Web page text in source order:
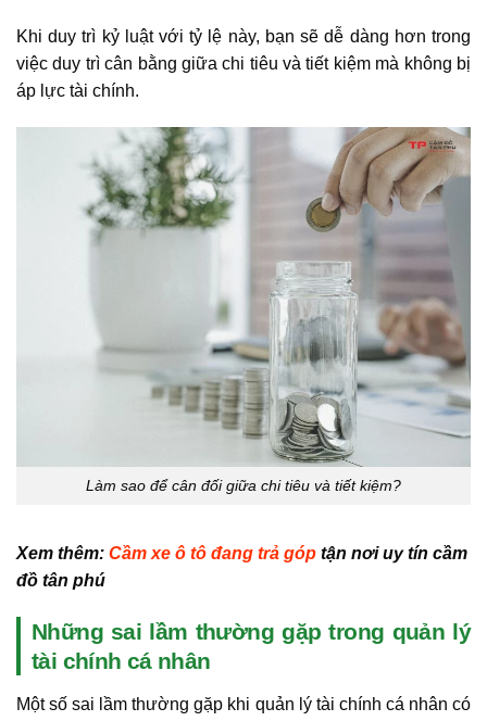
Khi duy trì kỷ luật với tỷ lệ này, bạn sẽ dễ dàng hơn trong
việc duy trì cân bằng giữa chi tiêu và tiết kiệm mà không bị
áp lực tài chính.
Làm sao để cân đối giữa chi tiêu và tiết kiệm?
Xem thêm: Cầm xe ô tô đang trả góp tận nơi uy tín cầm
đồ tân phú
Những sai lầm thường gặp trong quản lý
tài chính cá nhân
Một số sai lầm thường gặp khi quản lý tài chính cá nhân có